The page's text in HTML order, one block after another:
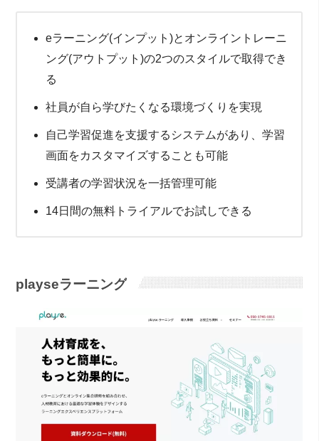
eラーニング(インプット)とオンライントレーニ
ング(アウトプット)の2つのスタイルで取得でき
る
社員が自ら学びたくなる環境づくりを実現
自己学習促進を支援するシステムがあり、学習
画面をカスタマイズすることも可能
受講者の学習状況を一括管理可能
14日間の無料トライアルでお試しできる
playseラーニング